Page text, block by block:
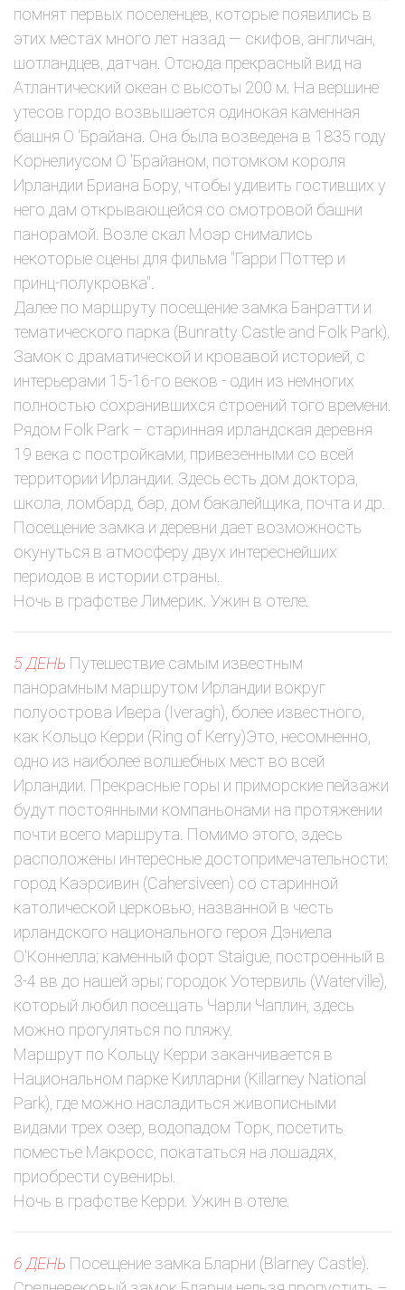
помнят первых поселенцев, которые появились в
этих местах много лет назад — скифов, англичан,
шотландцев, датчан. Отсюда прекрасный вид на
Атлантический океан с высоты 200 м. На вершине
утесов гордо возвышается одинокая каменная
башня О 'Брайана. Она была возведена в 1835 году
Корнелиусом О 'Брайаном, потомком короля
Ирландии Бриана Бору, чтобы удивить гостивших у
него дам открывающейся со смотровой башни
панорамой. Возле скал Моэр снимались
некоторые сцены для фильма "Гарри Поттер и
принц-полукровка".
Далее по маршруту посещение замка Банратти и
тематического парка (Bunratty Castle and Folk Park).
Замок с драматической и кровавой историей, с
интерьерами 15-16-го веков - один из немногих
полностью сохранившихся строений того времени.
Рядом Folk Park – старинная ирландская деревня
19 века с постройками, привезенными со всей
территории Ирландии. Здесь есть дом доктора,
школа, ломбард, бар, дом бакалейщика, почта и др.
Посещение замка и деревни дает возможность
окунуться в атмосферу двух интереснейших
периодов в истории страны.
Ночь в графстве Лимерик. Ужин в отеле.
5 ДЕНЬ Путешествие самым известным
панорамным маршрутом Ирландии вокруг
полуострова Ивера (Iveragh), более известного,
как Кольцо Керри (Ring of Kerry)Это, несомненно,
одно из наиболее волшебных мест во всей
Ирландии. Прекрасные горы и приморские пейзажи
будут постоянными компаньонами на протяжении
почти всего маршрута. Помимо этого, здесь
расположены интересные достопримечательности:
город Каэрсивин (Cahersiveen) со старинной
католической церковью, названной в честь
ирландского национального героя Дэниела
О'Коннелла; каменный форт Staigue, построенный в
3-4 вв до нашей эры; городок Уотервиль (Waterville),
который любил посещать Чарли Чаплин, здесь
можно прогуляться по пляжу.
Маршрут по Кольцу Керри заканчивается в
Национальном парке Килларни (Killarney National
Park), где можно насладиться живописными
видами трех озер, водопадом Торк, посетить
поместье Макросс, покататься на лошадях,
приобрести сувениры.
Ночь в графстве Керри. Ужин в отеле.
6 ДЕНЬ Посещение замка Бларни (Blarney Castle).